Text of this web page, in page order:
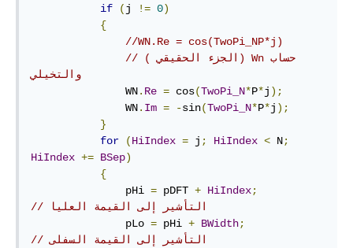
if
(j != 0)
{
//WN.Re = cos(TwoPi_NP*j)
// (‫حساب Wn (الجزء الحقيقي
               WN
. Re = cos(TwoPi_N*P*j );
               WN
. Im = -sin(TwoPi_N*P*j );
}
for
(HiIndex = j ; HiIndex < N;
HiIndex += BSep)
{
               pHi
= pDFT + HiIndex;
// التأشير إلى القيمة العليا
               pLo
= pHi + BWidth;
// التأشير إلى القيمة السفلى